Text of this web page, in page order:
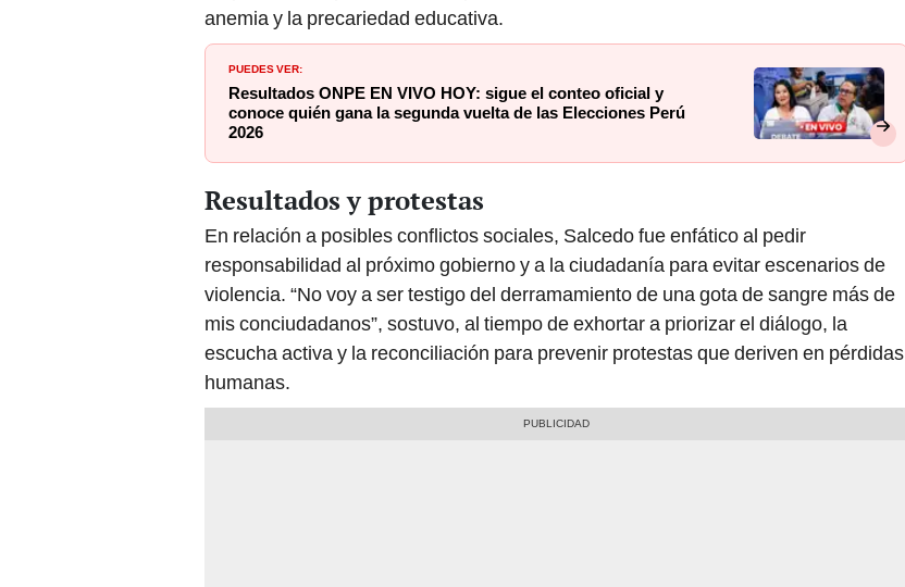
anemia y la precariedad educativa.
PUEDES VER:
Resultados ONPE EN VIVO HOY: sigue el conteo oficial y
conoce quién gana la segunda vuelta de las Elecciones Perú
2026
Resultados y protestas
En relación a posibles conflictos sociales, Salcedo fue enfático al pedir
responsabilidad al próximo gobierno y a la ciudadanía para evitar escenarios de
violencia. “No voy a ser testigo del derramamiento de una gota de sangre más de
mis conciudadanos”, sostuvo, al tiempo de exhortar a priorizar el diálogo, la
escucha activa y la reconciliación para prevenir protestas que deriven en pérdidas
humanas.